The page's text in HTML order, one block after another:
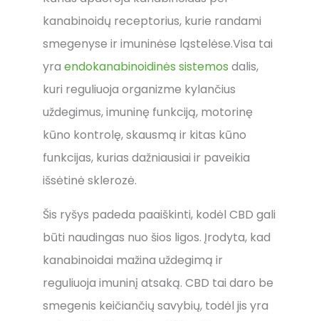
kanabinoidų receptorius, kurie randami
smegenyse ir imuninėse ląstelėse.Visa tai
yra endokanabinoidinės sistemos dalis,
kuri reguliuoja organizme kylančius
uždegimus, imuninę funkciją, motorinę
kūno kontrolę, skausmą ir kitas kūno
funkcijas, kurias dažniausiai ir paveikia
išsėtinė sklerozė.
Šis ryšys padeda paaiškinti, kodėl CBD gali
būti naudingas nuo šios ligos. Įrodyta, kad
kanabinoidai mažina uždegimą ir
reguliuoja imuninį atsaką. CBD tai daro be
smegenis keičiančių savybių, todėl jis yra